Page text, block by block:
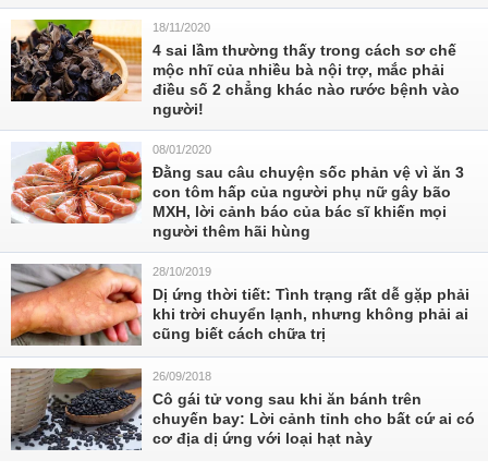
18/11/2020
4 sai lầm thường thấy trong cách sơ chế
mộc nhĩ của nhiều bà nội trợ, mắc phải
điều số 2 chẳng khác nào rước bệnh vào
người!
08/01/2020
Đằng sau câu chuyện sốc phản vệ vì ăn 3
con tôm hấp của người phụ nữ gây bão
MXH, lời cảnh báo của bác sĩ khiến mọi
người thêm hãi hùng
28/10/2019
Dị ứng thời tiết: Tình trạng rất dễ gặp phải
khi trời chuyển lạnh, nhưng không phải ai
cũng biết cách chữa trị
26/09/2018
Cô gái tử vong sau khi ăn bánh trên
chuyến bay: Lời cảnh tỉnh cho bất cứ ai có
cơ địa dị ứng với loại hạt này